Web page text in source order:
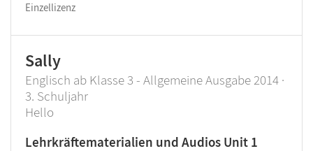
Einzellizenz
Sally
Englisch ab Klasse 3 - Allgemeine Ausgabe 2014 ·
3. Schuljahr
Hello
Lehrkräftematerialien und Audios Unit 1